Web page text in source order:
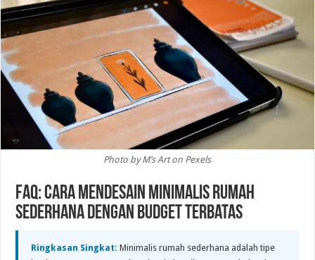
Photo by M’s Art on Pexels
FAQ: Cara Mendesain Minimalis Rumah
Sederhana dengan Budget Terbatas
Ringkasan Singkat: Minimalis rumah sederhana adalah tipe